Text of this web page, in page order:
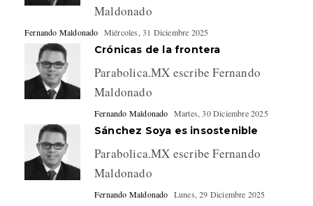
Maldonado
Fernando Maldonado Miércoles, 31 Diciembre 2025
Crónicas de la frontera
Parabolica.MX escribe Fernando
Maldonado
Fernando Maldonado Martes, 30 Diciembre 2025
Sánchez Soya es insostenible
Parabolica.MX escribe Fernando
Maldonado
Fernando Maldonado Lunes, 29 Diciembre 2025